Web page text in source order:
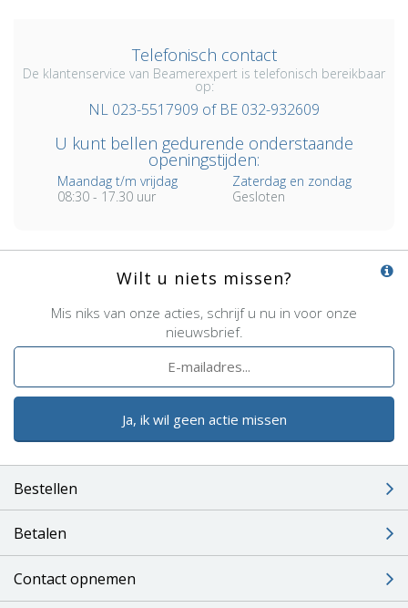
Telefonisch contact
De klantenservice van Beamerexpert is telefonisch bereikbaar
op:
NL 023-5517909 of BE 032-932609
U kunt bellen gedurende onderstaande
openingstijden:
Maandag t/m vrijdag
08:30 - 17.30 uur
Zaterdag en zondag
Gesloten
Wilt u niets missen?
Mis niks van onze acties, schrijf u nu in voor onze
nieuwsbrief.
Ja, ik wil geen actie missen
Bestellen
Betalen
Contact opnemen